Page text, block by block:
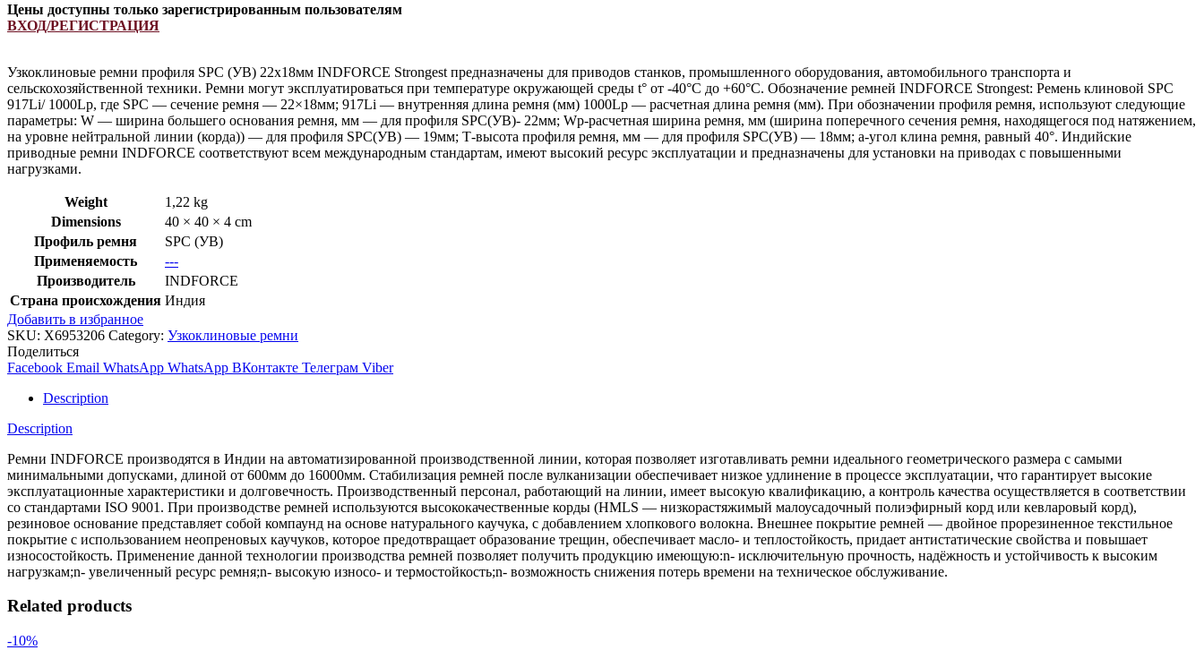
Цены доступны только зарегистрированным пользователям
ВХОД/РЕГИСТРАЦИЯ
Узкоклиновые ремни профиля SPC (УB) 22х18мм INDFORCE Strongest предназначены для приводов станков, промышленного оборудования, автомобильного транспорта и
сельскохозяйственной техники. Ремни могут эксплуатироваться при температуре окружающей среды t° от -40°С до +60°С. Обозначение ремней INDFORCE Strongest: Ремень клиновой SPC
917Li/ 1000Lp, где SPC — сечение ремня — 22×18мм; 917Li — внутренняя длина ремня (мм) 1000Lp — расчетная длина ремня (мм). При обозначении профиля ремня, используют следующие
параметры: W — ширина большего основания ремня, мм — для профиля SPC(УB)- 22мм; Wp-расчетная ширина ремня, мм (ширина поперечного сечения ремня, находящегося под натяжением,
на уровне нейтральной линии (корда)) — для профиля SPC(УB) — 19мм; Т-высота профиля ремня, мм — для профиля SPC(УB) — 18мм; a-угол клина ремня, равный 40°. Индийские
приводные ремни INDFORCE соответствуют всем международным стандартам, имеют высокий ресурс эксплуатации и предназначены для установки на приводах с повышенными
нагрузками.
Weight
1,22 kg
Dimensions
40 × 40 × 4 cm
Профиль ремня
SPC (УВ)
Применяемость
---
Производитель
INDFORCE
Страна происхождения Индия
Добавить в избранное
SKU: X6953206 Category: Узкоклиновые ремни
Поделиться
Facebook Email WhatsApp WhatsApp ВКонтакте Телеграм Viber
Description
Description
Ремни INDFORCE производятся в Индии на автоматизированной производственной линии, которая позволяет изготавливать ремни идеального геометрического размера с самыми
минимальными допусками, длиной от 600мм до 16000мм. Стабилизация ремней после вулканизации обеспечивает низкое удлинение в процессе эксплуатации, что гарантирует высокие
эксплуатационные характеристики и долговечность. Производственный персонал, работающий на линии, имеет высокую квалификацию, а контроль качества осуществляется в соответствии
со стандартами ISO 9001. При производстве ремней используются высококачественные корды (HMLS — низкорастяжимый малоусадочный полиэфирный корд или кевларовый корд),
резиновое основание представляет собой компаунд на основе натурального каучука, с добавлением хлопкового волокна. Внешнее покрытие ремней — двойное прорезиненное текстильное
покрытие с использованием неопреновых каучуков, которое предотвращает образование трещин, обеспечивает масло- и теплостойкость, придает антистатические свойства и повышает
износостойкость. Применение данной технологии производства ремней позволяет получить продукцию имеющую:n- исключительную прочность, надёжность и устойчивость к высоким
нагрузкам;n- увеличенный ресурс ремня;n- высокую износо- и термостойкость;n- возможность снижения потерь времени на техническое обслуживание.
Related products
-10%